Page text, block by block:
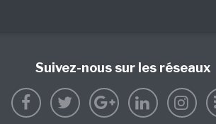
Suivez-nous sur les réseaux